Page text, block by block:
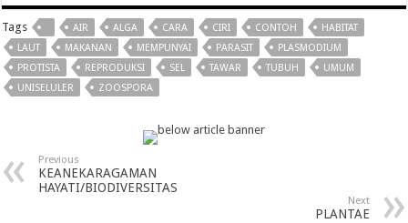
Tags AIR ALGA CARA CIRI CONTOH
HABITAT
LAUT
MAKANAN MEMPUNYAI PARASIT
PLASMODIUM
PROTISTA
REPRODUKSI SEL TAWAR TUBUH
UMUM
UNISELULER
ZOOSPORA
Previous
KEANEKARAGAMAN
HAYATI/BIODIVERSITAS
Next
PLANTAE